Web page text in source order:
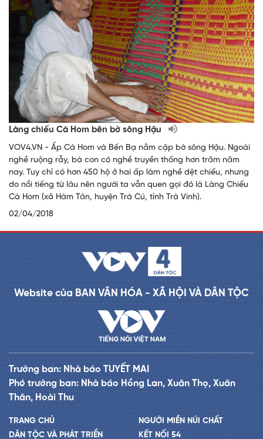
Làng chiếu Cà Hom bên bờ sông Hậu
VOV4.VN - Ấp Cà Hom và Bến Bạ nằm cặp bờ sông Hậu. Ngoài
nghề ruộng rẫy, bà con có nghề truyền thống hơn trăm năm
nay. Tuy chỉ có hơn 450 hộ ở hai ấp làm nghề dệt chiếu, nhưng
do nổi tiếng từ lâu nên người ta vẫn quen gọi đó là Làng Chiếu
Cà Hom (xã Hàm Tân, huyện Trà Cú, tỉnh Trà Vinh).
02/04/2018
Website của BAN VĂN HÓA - XÃ HỘI VÀ DÂN TỘC
Trưởng ban: Nhà báo TUYẾT MAI
Phó trưởng ban: Nhà báo Hồng Lan, Xuân Thọ, Xuân
Thân, Hoài Thu
TRANG CHỦ
DÂN TỘC VÀ PHÁT TRIỂN
NGƯỜI MIỀN NÚI CHẤT
KẾT NỐI 54